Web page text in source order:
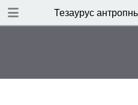
Тезаурус
TABLE OF CONTENTS
ВЫХОДНЫЕ ДАННЫЕ